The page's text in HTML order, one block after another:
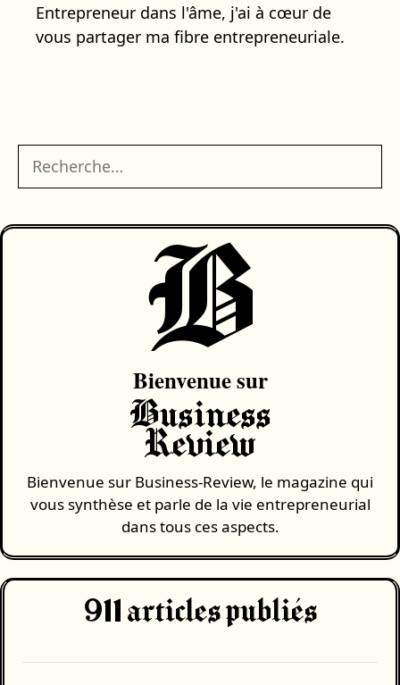
Entrepreneur dans l'âme, j'ai à cœur de
vous partager ma fibre entrepreneuriale.
Rechercher :
B
Bienvenue sur
Business
Review
Bienvenue sur Business-Review, le magazine qui
vous synthèse et parle de la vie entrepreneurial
dans tous ces aspects.
911 articles publiés